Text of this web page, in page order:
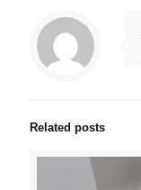
Related posts